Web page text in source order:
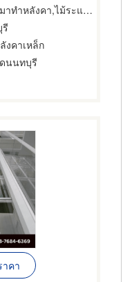
ลังคา,ไม้ระแนงหลังคา
งคาเหล็ก
นนทบุรี
คา